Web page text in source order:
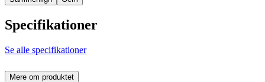
Specifikationer
Se alle specifikationer
Mere om produktet